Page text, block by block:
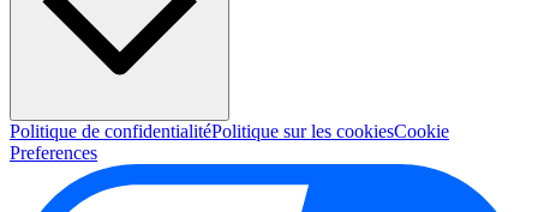
Politique de confidentialitéPolitique sur les cookiesCookie
Preferences